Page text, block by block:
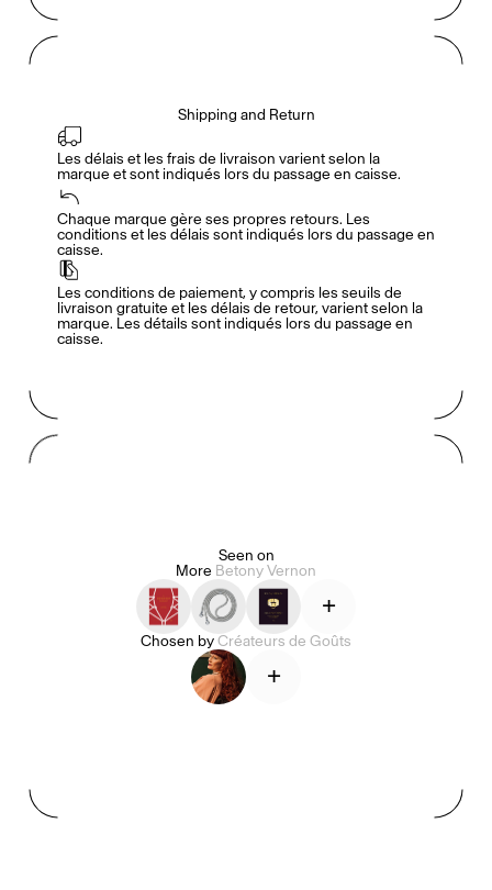
En/Fr
Accès complet pour les membres
Arman Naféei
Shipping and Return
Les délais et les frais de livraison varient selon la
marque et sont indiqués lors du passage en caisse.
Chaque marque gère ses propres retours. Les
conditions et les délais sont indiqués lors du passage en
caisse.
Les conditions de paiement, y compris les seuils de
livraison gratuite et les délais de retour, varient selon la
marque. Les détails sont indiqués lors du passage en
caisse.
Seen on
More Betony Vernon
+
Chosen byCréateurs de Goûts
+